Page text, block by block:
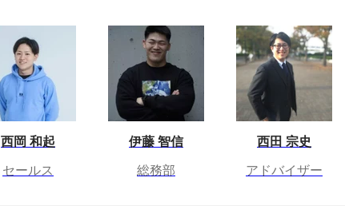
西岡 和起
セールス
伊藤 智信
総務部
西田 宗史
アドバイザー